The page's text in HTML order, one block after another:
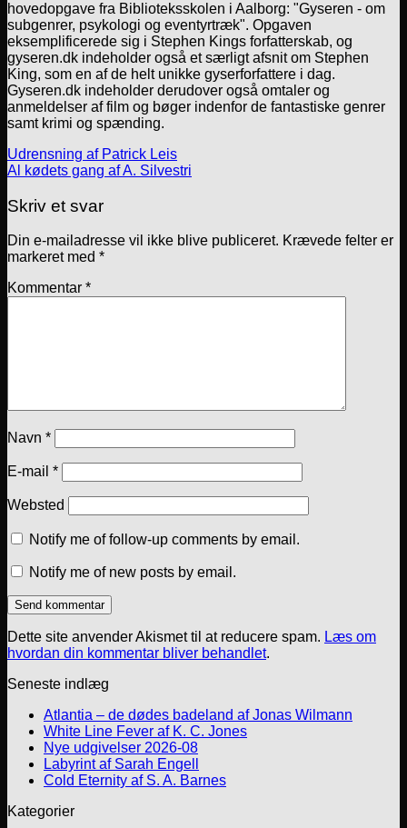
hovedopgave fra Biblioteksskolen i Aalborg: "Gyseren - om
subgenrer, psykologi og eventyrtræk". Opgaven
eksemplificerede sig i Stephen Kings forfatterskab, og
gyseren.dk indeholder også et særligt afsnit om Stephen
King, som en af de helt unikke gyserforfattere i dag.
Gyseren.dk indeholder derudover også omtaler og
anmeldelser af film og bøger indenfor de fantastiske genrer
samt krimi og spænding.
Udrensning af Patrick Leis
Al kødets gang af A. Silvestri
Skriv et svar
Din e-mailadresse vil ikke blive publiceret. Krævede felter er
markeret med *
Kommentar *
Navn *
E-mail *
Websted
Notify me of follow-up comments by email.
Notify me of new posts by email.
Dette site anvender Akismet til at reducere spam. Læs om
hvordan din kommentar bliver behandlet.
Seneste indlæg
Atlantia – de dødes badeland af Jonas Wilmann
White Line Fever af K. C. Jones
Nye udgivelser 2026-08
Labyrint af Sarah Engell
Cold Eternity af S. A. Barnes
Kategorier